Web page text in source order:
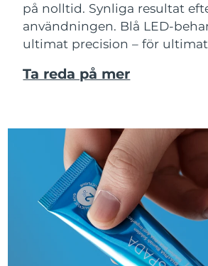
på nolltid. Synliga resultat
användningen. Blå LED-
ultimat precision – för
Ta reda på mer